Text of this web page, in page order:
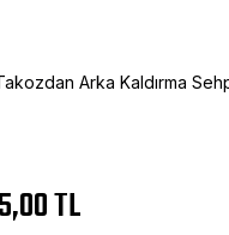
Arka Kaldırma
TL